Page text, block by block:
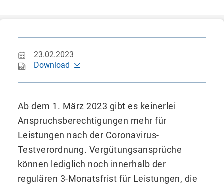
23.02.2023
Download
Ab dem 1. März 2023 gibt es keinerlei
Anspruchsberechtigungen mehr für
Leistungen nach der Coronavirus-
Testverordnung. Vergütungsansprüche
können lediglich noch innerhalb der
regulären 3-Monatsfrist für Leistungen, die